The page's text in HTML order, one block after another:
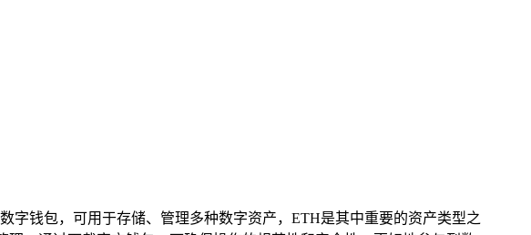
字钱包，可用于存储、管理多种数字资产，ETH是其中重要的资产类型之